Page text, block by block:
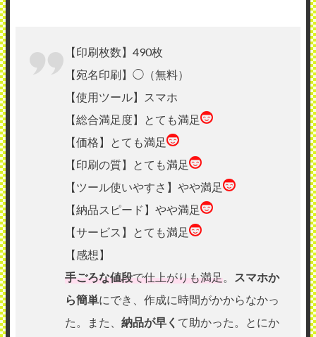
【印刷枚数】490枚
【宛名印刷】◯（無料）
【使用ツール】スマホ
【総合満足度】とても満足
【価格】とても満足
【印刷の質】とても満足
【ツール使いやすさ】やや満足
【納品スピード】やや満足
【サービス】とても満足
【感想】
手ごろな値段で仕上がりも満足 。
スマホか
ら簡単にでき、作成に時間がかからなかっ
た。また、 納品が早く て助かった。とにか